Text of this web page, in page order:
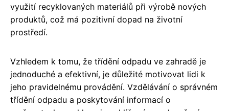
využití recyklovaných materiálů při výrobě nových
produktů, což má pozitivní dopad na životní
prostředí.
Vzhledem k tomu, že třídění odpadu ve zahradě je
jednoduché a efektivní, je důležité motivovat lidi k
jeho pravidelnému provádění. Vzdělávání o správném
třídění odpadu a poskytování informací o